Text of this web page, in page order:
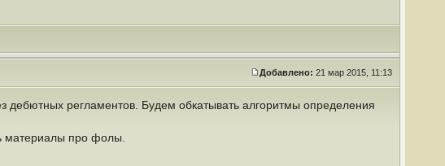
Добавлено: 21 мар 2015, 11:13
дебютных регламентов. Будем обкатывать алгоритмы определения
материалы про фолы.